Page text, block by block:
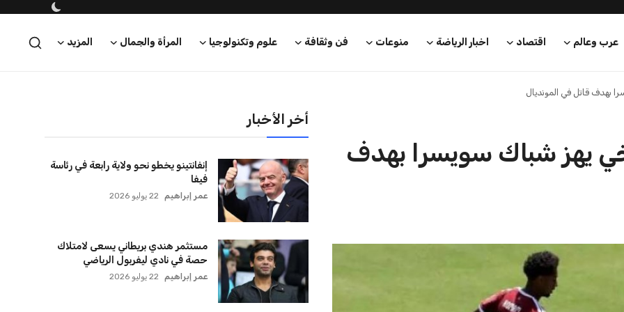
عرب وعالم اقتصاد اخبار الرياضة منوعات فن وثقافة علوم وتكنولوجيا المرأة والجمال المزيد
بهدف قاتل في المونديال
يهز شباك سويسرا بهدف
أخر الأخبار
إنفانتينو يخطو نحو ولاية رابعة في رئاسة
فيفا
عمر إبراهيم 22 يوليو 2026
مستثمر هندي بريطاني يسعى لامتلاك
حصة في نادي ليفربول الرياضي
عمر إبراهيم 22 يوليو 2026